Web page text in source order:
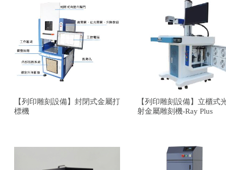
【列印雕刻設備】封閉式金屬打
標機
【列印雕刻設備】立櫃式
射金屬雕刻機-Ray Plus